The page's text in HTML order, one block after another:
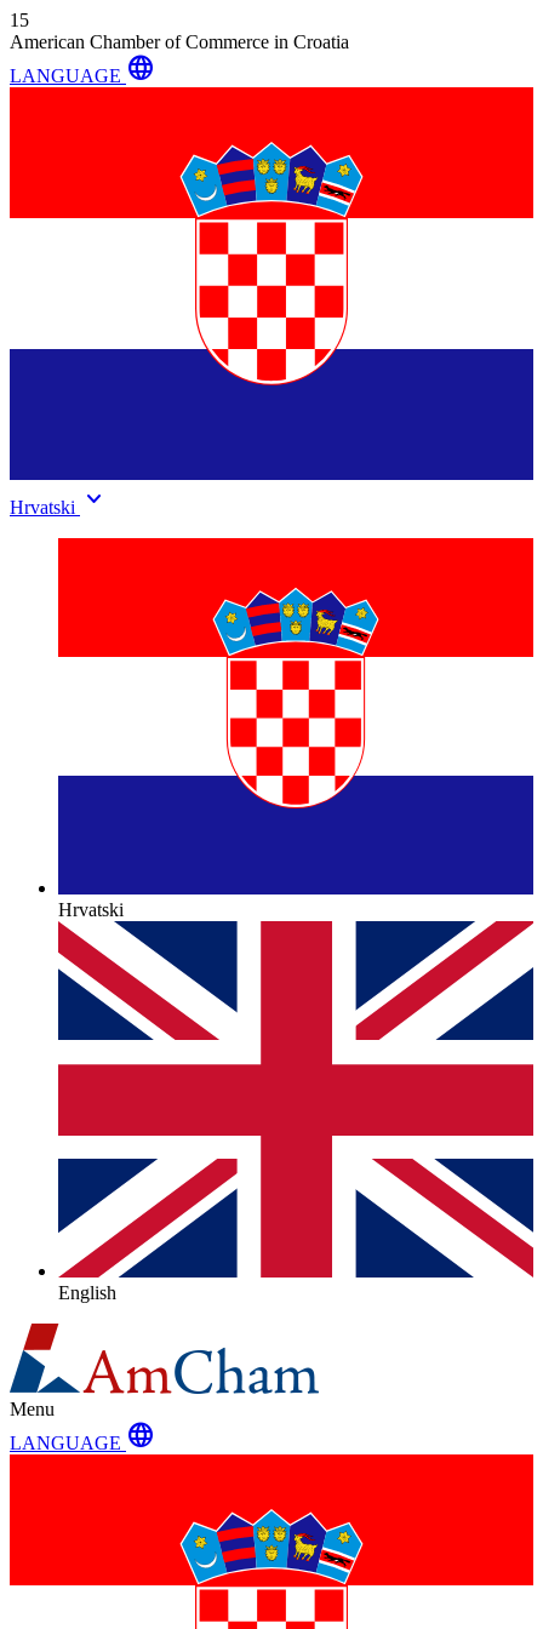
15
American Chamber of Commerce in Croatia
LANGUAGE language
Hrvatski keyboard_arrow_down
Hrvatski
English
Menu
LANGUAGE language